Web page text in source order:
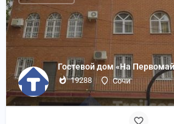
Гостевой дом «На
19288 Сочи